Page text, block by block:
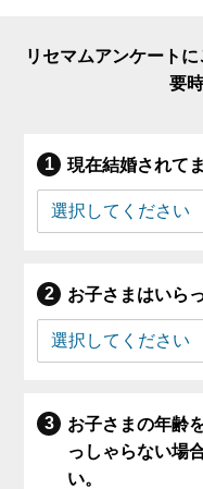
リセマムアンケート
要
現在結婚されて
お子さまはいら
お子さまの年齢
っしゃらない場
い。